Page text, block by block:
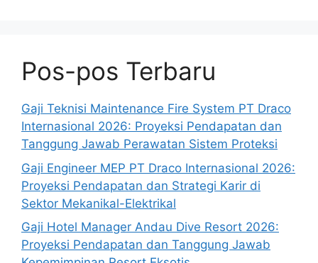
Pos-pos Terbaru
Gaji Teknisi Maintenance Fire System PT Draco
Internasional 2026: Proyeksi Pendapatan dan
Tanggung Jawab Perawatan Sistem Proteksi
Gaji Engineer MEP PT Draco Internasional 2026:
Proyeksi Pendapatan dan Strategi Karir di
Sektor Mekanikal-Elektrikal
Gaji Hotel Manager Andau Dive Resort 2026:
Proyeksi Pendapatan dan Tanggung Jawab